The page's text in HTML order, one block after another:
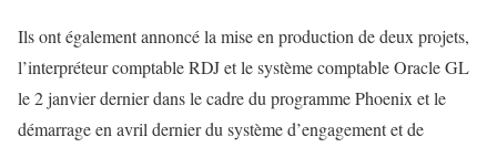
Ils ont également annoncé la mise en production de deux projets,
l’interpréteur comptable RDJ et le système comptable Oracle GL
le 2 janvier dernier dans le cadre du programme Phoenix et le
démarrage en avril dernier du système d’engagement et de